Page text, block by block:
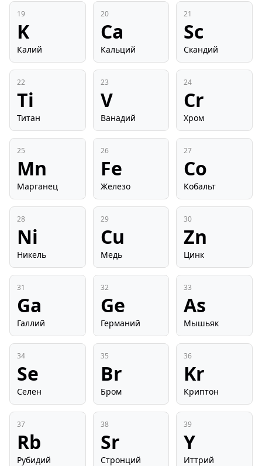
19
K
Калий
20
Ca
Кальций
21
Sc
Скандий
22
Ti
Титан
23
V
Ванадий
24
Cr
Хром
25
Mn
Марганец
26
Fe
Железо
27
Co
Кобальт
28
Ni
Никель
29
Cu
Медь
30
Zn
Цинк
31
Ga
Галлий
32
Ge
Германий
33
As
Мышьяк
34
Se
Селен
35
Br
Бром
36
Kr
Криптон
37
Rb
Рубидий
38
Sr
Стронций
39
Y
Иттрий